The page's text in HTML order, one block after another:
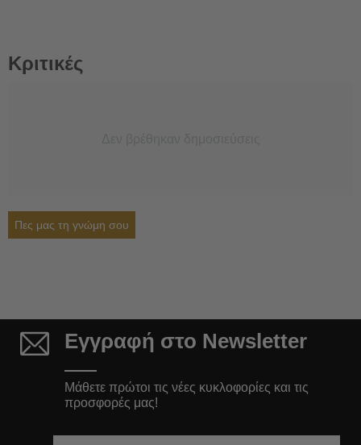
Κριτικές
Πες μας τη γνώμη σου
Εγγραφή στο Newsletter
Μάθετε πρώτοι τις νέες κυκλοφορίες και τις
προσφορές μας!